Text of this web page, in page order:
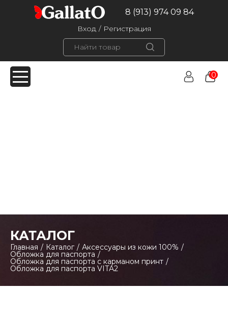
8 (913) 974 09 84
Вход / Регистрация
0
КАТАЛОГ
Главная / Каталог / Аксессуары из кожи 100% /
Обложка для паспорта /
Обложка для паспорта с карманом принт /
Обложка для паспорта VITA2